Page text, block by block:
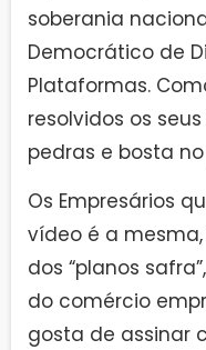
soberania
Democrático de
Plataformas.
resolvidos os
pedras e bosta
Os Empresários
vídeo é a
dos “planos
do comércio
gosta de assinar